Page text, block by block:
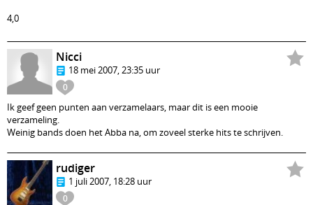
4,0
0
Nicci
18 mei 2007, 23:35 uur
Ik geef geen punten aan verzamelaars, maar dit is een mooie
verzameling.
Weinig bands doen het Abba na, om zoveel sterke hits te schrijven.
0
rudiger
1 juli 2007, 18:28 uur